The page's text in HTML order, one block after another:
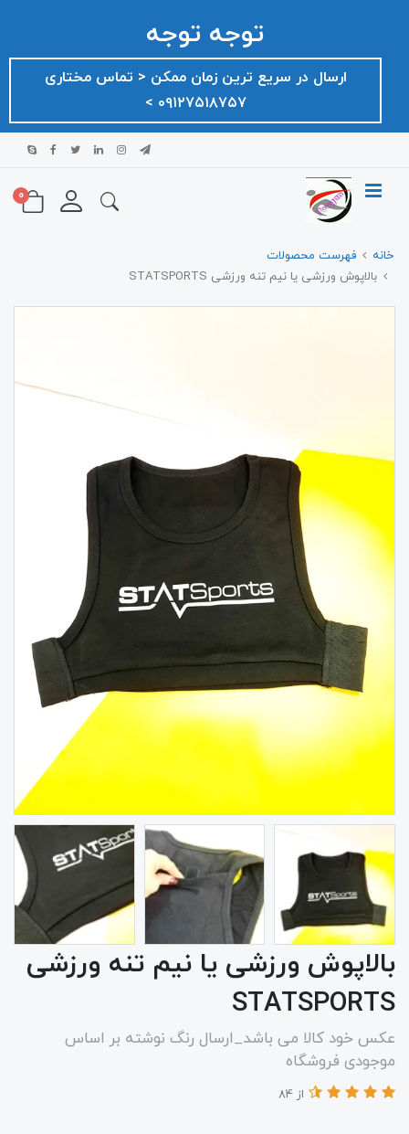
توجه توجه
ارسال در سریع ترین زمان ممکن ‌< تماس مختاری
۰۹۱۲۷۵۱۸۷۵۷ >
0
خانه
فهرست محصولات
بالاپوش ورزشی یا نیم تنه ورزشی STATSPORTS
بالاپوش ورزشی یا نیم تنه ورزشی
STATSPORTS
عکس خود کالا می باشد_ارسال رنگ نوشته بر اساس
موجودی فروشگاه
از 84